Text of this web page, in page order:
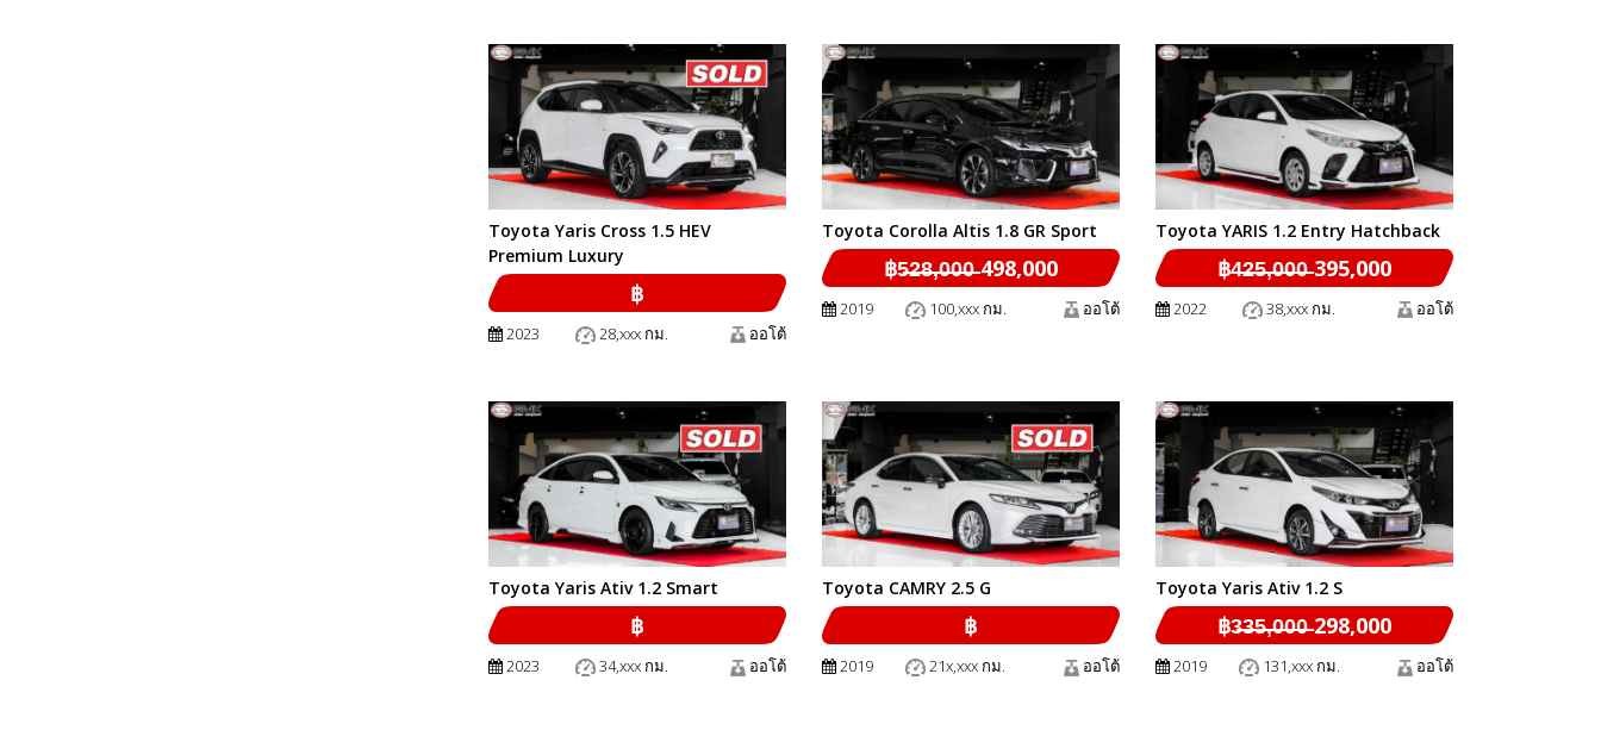
Toyota Yaris Cross 1.5 HEV
Premium Luxury
฿
2023 28,xxx กม. ออโต้
Toyota Corolla Altis 1.8 GR Sport
฿5̶2̶8̶,̶0̶0̶0̶ 498,000
2019 100,xxx กม. ออโต้
Toyota YARIS 1.2 Entry Hatchback
฿4̶2̶5̶,̶0̶0̶0̶ 395,000
2022 38,xxx กม. ออโต้
Toyota Yaris Ativ 1.2 Smart
฿
2023 34,xxx กม. ออโต้
Toyota CAMRY 2.5 G
฿
2019 21x,xxx กม. ออโต้
Toyota Yaris Ativ 1.2 S
฿3̶3̶5̶,̶0̶0̶0̶ 298,000
2019 131,xxx กม. ออโต้